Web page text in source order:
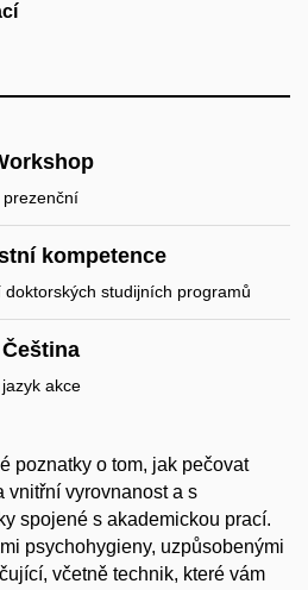
prezenční
kompetence
studijních programů
Čeština
jazyk akce
poznatky o tom, jak pečovat
vnitřní vyrovnanost a s
spojené s akademickou prací.
psychohygieny, uzpůsobenými
včetně technik, které vám